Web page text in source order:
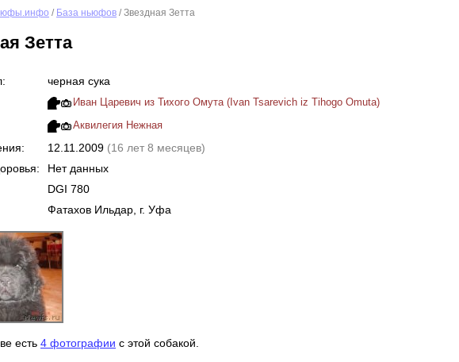
/ База ньюфов / Звездная Зетта
Зетта
черная сука
Иван Царевич из Тихого Омута (Ivan Tsarevich iz Tihogo Omuta)
Аквилегия Нежная
12.11.2009 (16 лет 8 месяцев)
Нет данных
DGI 780
Фатахов Ильдар, г. Уфа
есть 4 фотографии с этой собакой.